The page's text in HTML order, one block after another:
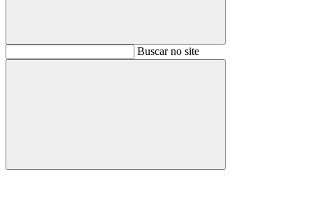
BuscarBuscar no site
Buscar